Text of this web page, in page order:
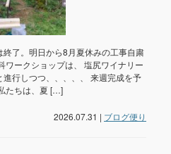
了。明日から8月夏休みの工事自粛
ワークショップは、 塩尻ワイナリー
行しつつ、、、、、 来週完成を予
たちは、夏 […]
2026.07.31 | ブログ便り